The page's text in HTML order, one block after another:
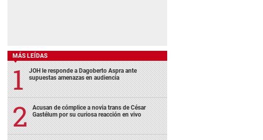
MÁS LEÍDAS
JOH le responde a Dagoberto Aspra ante
supuestas amenazas en audiencia
Acusan de cómplice a novia trans de César
Gastélum por su curiosa reacción en vivo